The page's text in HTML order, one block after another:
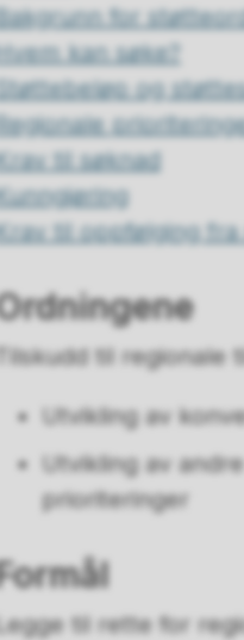
for
kan søke?
og
til søknad
til oppfølging
Tilskudd til regionale
Utvikling av
Utvikling av
prioriteringer
til rette for